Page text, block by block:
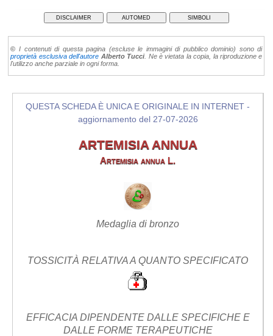
DISCLAIMER AUTOMED SIMBOLI
© I contenuti di questa pagina (escluse le immagini di pubblico dominio) sono di
proprietà esclusiva dell'autore Alberto Tucci . Ne è vietata la copia, la riproduzione e
l'utilizzo anche parziale in ogni forma.
QUESTA SCHEDA È UNICA E ORIGINALE IN INTERNET -
aggiornamento del 27-07-2026
ARTEMISIA ANNUA
Artemisia annua L.
Medaglia di bronzo
TOSSICITÀ RELATIVA A QUANTO SPECIFICATO
EFFICACIA DIPENDENTE DALLE SPECIFICHE E
DALLE FORME TERAPEUTICHE